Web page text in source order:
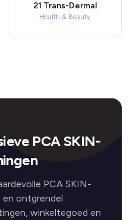
21 Trans-Dermal
Health & Beauty
PCA SKIN-
PCA SKIN-
ontgrendel
winkeltegoed en